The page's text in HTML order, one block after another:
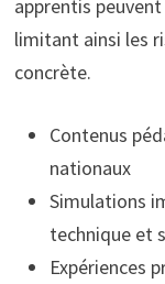
apprentis
limitant ainsi les
concrète.
Contenus
nationaux
Simulations
technique et
Expériences